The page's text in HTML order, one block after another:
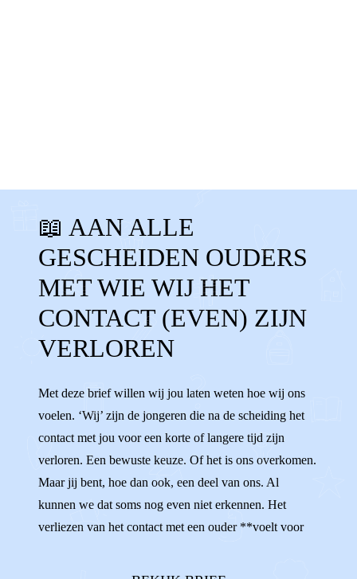
CONTACTVERLIES
CONTACT VERLOREN
GEEN CONTACT OUDERS NIET ZIEN
AANDACHT KWIJT
📖 AAN ALLE
GESCHEIDEN OUDERS
MET WIE WIJ HET
CONTACT (EVEN) ZIJN
VERLOREN
Met deze brief willen wij jou laten weten hoe wij ons
voelen. ‘Wij’ zijn de jongeren die na de scheiding het
contact met jou voor een korte of langere tijd zijn
verloren. Een bewuste keuze. Of het is ons overkomen.
Maar jij bent, hoe dan ook, een deel van ons. Al
kunnen we dat soms nog even niet erkennen. Het
verliezen van het contact met een ouder **voelt voor